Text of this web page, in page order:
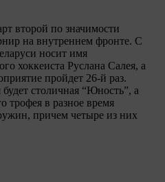
второй по значимости
на внутреннем фронте. C
носит имя
хоккеиста Руслана Салея, а
пройдет 26-й раз.
столичная “Юность”, а
трофея в разное время
причем четыре из них